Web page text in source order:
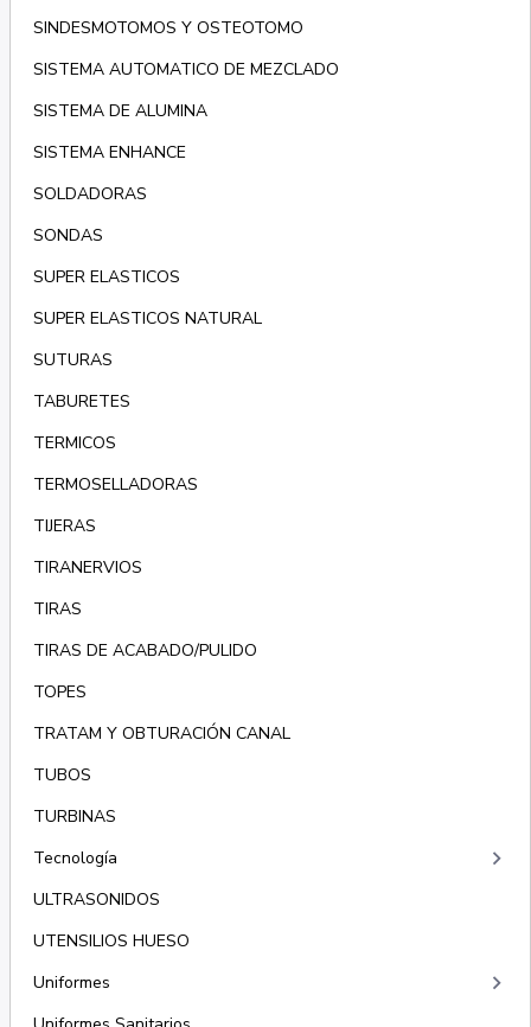
SINDESMOTOMOS Y OSTEOTOMO
SISTEMA AUTOMATICO DE MEZCLADO
SISTEMA DE ALUMINA
SISTEMA ENHANCE
SOLDADORAS
SONDAS
SUPER ELASTICOS
SUPER ELASTICOS NATURAL
SUTURAS
TABURETES
TERMICOS
TERMOSELLADORAS
TIJERAS
TIRANERVIOS
TIRAS
TIRAS DE ACABADO/PULIDO
TOPES
TRATAM Y OBTURACIÓN CANAL
TUBOS
TURBINAS
Tecnología
keyboard_arrow_right
ULTRASONIDOS
UTENSILIOS HUESO
Uniformes
keyboard_arrow_right